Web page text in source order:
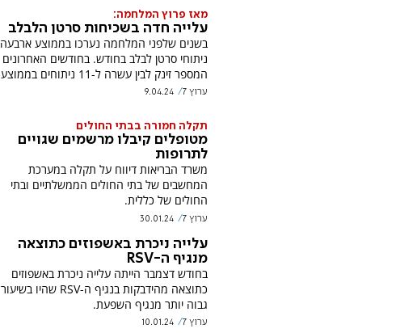
מאז פרוץ המלחמה:
עלייה חדה בשכיחות סרטן הלבלב
בשנים שלפני המלחמה נערכו בממוצע ארבעה
ניתוחי סרטן לבלב בחודש. בחודשים האחרונים
המספר זינק לבין עשרה ל-11 ניתוחים בממוצע.
ערוץ 7 9.04.24
תקלה חמורה בבתי החולים
מטופלים קיבלו מרשמים שגויים
לתרופות
משרד הבריאות דיווח על תקלה במערכת
המחשבים של בתי החולים הממשלתיים ובתי
החולים של כללית.
ערוץ 7 30.01.24
עלייה ניכרת באשפוזים כתוצאה
מנגיף ה-RSV
בחודש דצמבר הייתה עלייה ניכרת באשפוזים
כתוצאה מהידבקות בנגיף ה-RSV שהיו בשיעור
גבוה יותר מנגיף השפעת.
ערוץ 7 10.01.24